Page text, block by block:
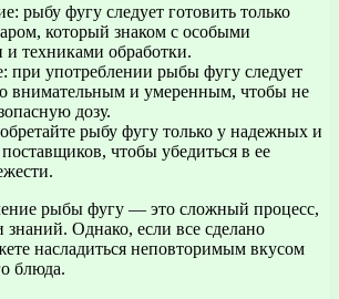
рыбу фугу следует готовить только
который знаком с особыми
и техниками обработки.
при употреблении рыбы фугу следует
внимательным и умеренным, чтобы не
дозу.
рыбу фугу только у надежных и
чтобы убедиться в ее
рыбы фугу — это сложный процесс,
Однако, если все сделано
насладиться неповторимым вкусом
блюда.